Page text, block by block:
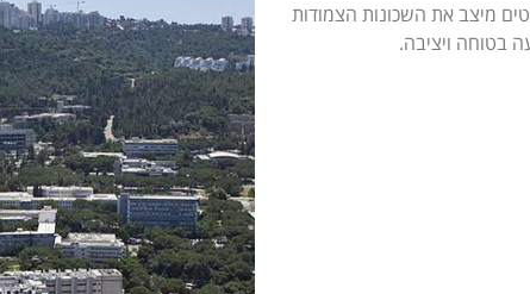
מיצב את השכונות הצמודות
בטוחה ויציבה.